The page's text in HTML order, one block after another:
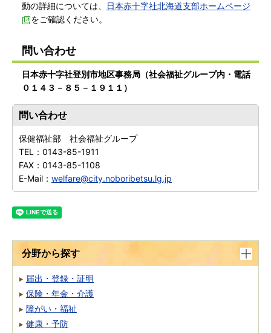
動の詳細については、
日本赤十字社北海道支部ホームページ
をご確認ください。
問い合わせ
日本赤十字社登別市地区事務局（社会福祉グループ内・電話
０１４３－８５－１９１１）
問い合わせ
保健福祉部 社会福祉グループ
TEL： 0143-85-1911
FAX： 0143-85-1108
E-Mail： welfare@city.noboribetsu.lg.jp
分野から探す
届出・登録・証明
保険・年金・介護
障がい・福祉
健康・予防